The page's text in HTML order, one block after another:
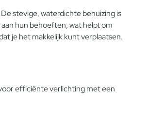
stevige, waterdichte behuizing is
hun behoeften, wat helpt om
je het makkelijk kunt verplaatsen.
efficiënte verlichting met een